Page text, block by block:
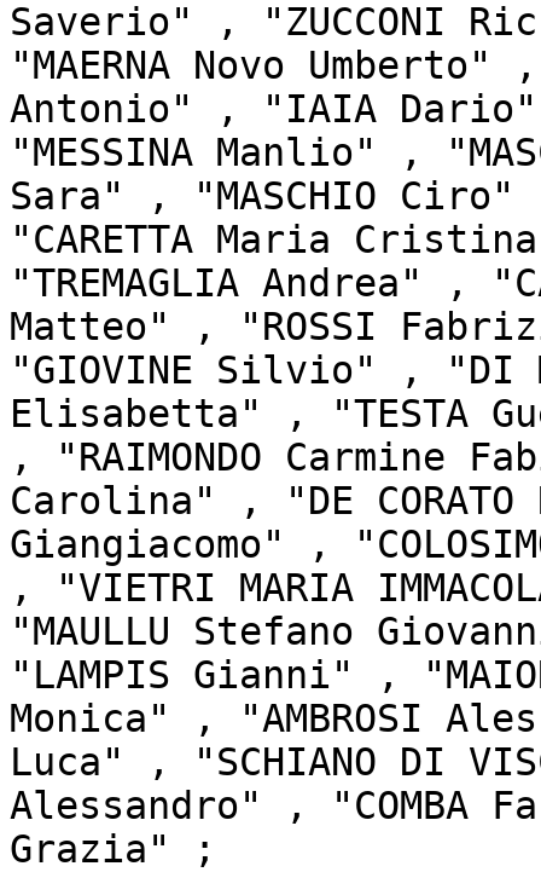
Saverio" , "ZUCCONI
"MAERNA Novo
Antonio" , "IAIA Dario"
"MESSINA Manlio" ,
Sara" , "MASCHIO
"CARETTA Maria
"TREMAGLIA Andrea" ,
Matteo" , "ROSSI
"GIOVINE Silvio" , "DI
Elisabetta" , "TESTA
, "RAIMONDO Carmine
Carolina" , "DE
Giangiacomo" ,
, "VIETRI MARIA
"MAULLU Stefano
"LAMPIS Gianni" ,
Monica" , "AMBROSI
Luca" , "SCHIANO DI
Alessandro" , "COMBA
Grazia" ;